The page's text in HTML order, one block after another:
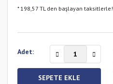
* 198,57 TL den başlayan taksitlerle!
Adet:
SEPETE EKLE